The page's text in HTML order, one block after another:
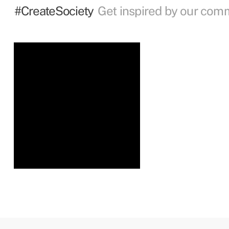
#CreateSociety Get inspired by our